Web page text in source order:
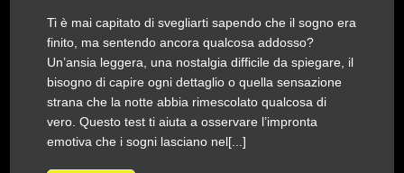
Ti è mai capitato di svegliarti sapendo che il sogno era
finito, ma sentendo ancora qualcosa addosso?
Un’ansia leggera, una nostalgia difficile da spiegare, il
bisogno di capire ogni dettaglio o quella sensazione
strana che la notte abbia rimescolato qualcosa di
vero. Questo test ti aiuta a osservare l’impronta
emotiva che i sogni lasciano nel[...]